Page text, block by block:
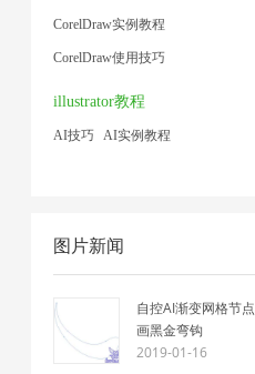
CorelDraw实例教程
CorelDraw使用技巧
illustrator教程
AI技巧 AI实例教程
图片新闻
自控AI渐变网格节点
画黑金弯钩
2019-01-16